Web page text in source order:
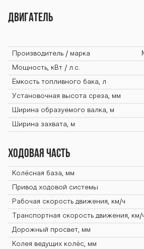
Двигатель
Производитель / марка
Мощность, кВт / л.с.
Ёмкость топливного бака, л
Установочная высота среза, мм
Ширина образуемого валка, м
Ширина захвата, м
Ходовая часть
Колёсная база, мм
Привод ходовой системы
Рабочая скорость движения, км/ч
Транспортная скорость движения, км/
Дорожный просвет, мм
Колея ведущих колёс, мм